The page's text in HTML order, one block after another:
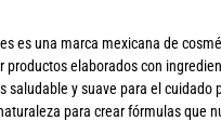
es una marca mexicana de
productos elaborados con
saludable y suave para el cuidado
para crear fórmulas que